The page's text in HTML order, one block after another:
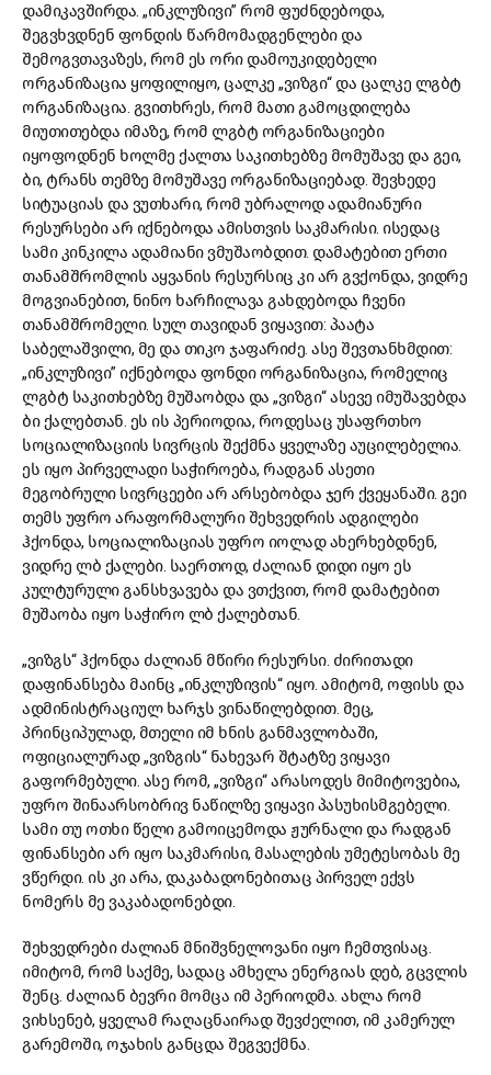
დამიკავშირდა. „ინკლუზივი” რომ ფუძნდებოდა,
შეგვხვდნენ ფონდის წარმომადგენლები და
შემოგვთავაზეს, რომ ეს ორი დამოუკიდებელი
ორგანიზაცია ყოფილიყო, ცალკე „ვიზგი“ და ცალკე ლგბტ
ორგანიზაცია. გვითხრეს, რომ მათი გამოცდილება
მიუთითებდა იმაზე, რომ ლგბტ ორგანიზაციები
იყოფოდნენ ხოლმე ქალთა საკითხებზე მომუშავე და გეი,
ბი, ტრანს თემზე მომუშავე ორგანიზაციებად. შევხედე
სიტუაციას და ვუთხარი, რომ უბრალოდ ადამიანური
რესურსები არ იქნებოდა ამისთვის საკმარისი. ისედაც
სამი კინკილა ადამიანი ვმუშაობდით. დამატებით ერთი
თანამშრომლის აყვანის რესურსიც კი არ გვქონდა, ვიდრე
მოგვიანებით, ნინო ხარჩილავა გახდებოდა ჩვენი
თანამშრომელი. სულ თავიდან ვიყავით: პაატა
საბელაშვილი, მე და თიკო ჯაფარიძე. ასე შევთანხმდით:
„ინკლუზივი” იქნებოდა ფონდი ორგანიზაცია, რომელიც
ლგბტ საკითხებზე მუშაობდა და „ვიზგი“ ასევე იმუშავებდა
ბი ქალებთან. ეს ის პერიოდია, როდესაც უსაფრთხო
სოციალიზაციის სივრცის შექმნა ყველაზე აუცილებელია.
ეს იყო პირველადი საჭიროება, რადგან ასეთი
მეგობრული სივრცეები არ არსებობდა ჯერ ქვეყანაში. გეი
თემს უფრო არაფორმალური შეხვედრის ადგილები
ჰქონდა, სოციალიზაციას უფრო იოლად ახერხებდნენ,
ვიდრე ლბ ქალები. საერთოდ, ძალიან დიდი იყო ეს
კულტურული განსხვავება და ვთქვით, რომ დამატებით
მუშაობა იყო საჭირო ლბ ქალებთან.
„ვიზგს“ ჰქონდა ძალიან მწირი რესურსი. ძირითადი
დაფინანსება მაინც „ინკლუზივის“ იყო. ამიტომ, ოფისს და
ადმინისტრაციულ ხარჯს ვინაწილებდით. მეც,
პრინციპულად, მთელი იმ ხნის განმავლობაში,
ოფიციალურად „ვიზგის“ ნახევარ შტატზე ვიყავი
გაფორმებული. ასე რომ, „ვიზგი“ არასოდეს მიმიტოვებია,
უფრო შინაარსობრივ ნაწილზე ვიყავი პასუხისმგებელი.
სამი თუ ოთხი წელი გამოიცემოდა ჟურნალი და რადგან
ფინანსები არ იყო საკმარისი, მასალების უმეტესობას მე
ვწერდი. ის კი არა, დაკაბადონებითაც პირველ ექვს
ნომერს მე ვაკაბადონებდი.
შეხვედრები ძალიან მნიშვნელოვანი იყო ჩემთვისაც.
იმიტომ, რომ საქმე, სადაც ამხელა ენერგიას დებ, გცვლის
შენც. ძალიან ბევრი მომცა იმ პერიოდმა. ახლა რომ
ვიხსენებ, ყველამ რაღაცნაირად შევძელით, იმ კამერულ
გარემოში, ოჯახის განცდა შეგვექმნა.